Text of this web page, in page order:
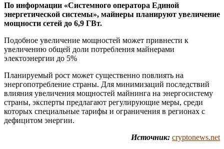
По информации «Системного оператора Единой
энергетической системы», майнеры планируют увеличение
мощности сетей до 6,9 ГВт.
Подобное увеличение мощностей может привнести к
увеличению общей доли потребления майнерами
электоэнергии до 5%
Планируемый рост может существенно повлиять на
энергопотребление страны. Для минимизаций последствий
влияния увеличения мощностей майнинга на энергосистему
страны, эксперты предлагают регулирующие меры, среди
которых специальные тарифы и ограничения в регионах с
дефицитом энергии.
Источник: cryptonews.net